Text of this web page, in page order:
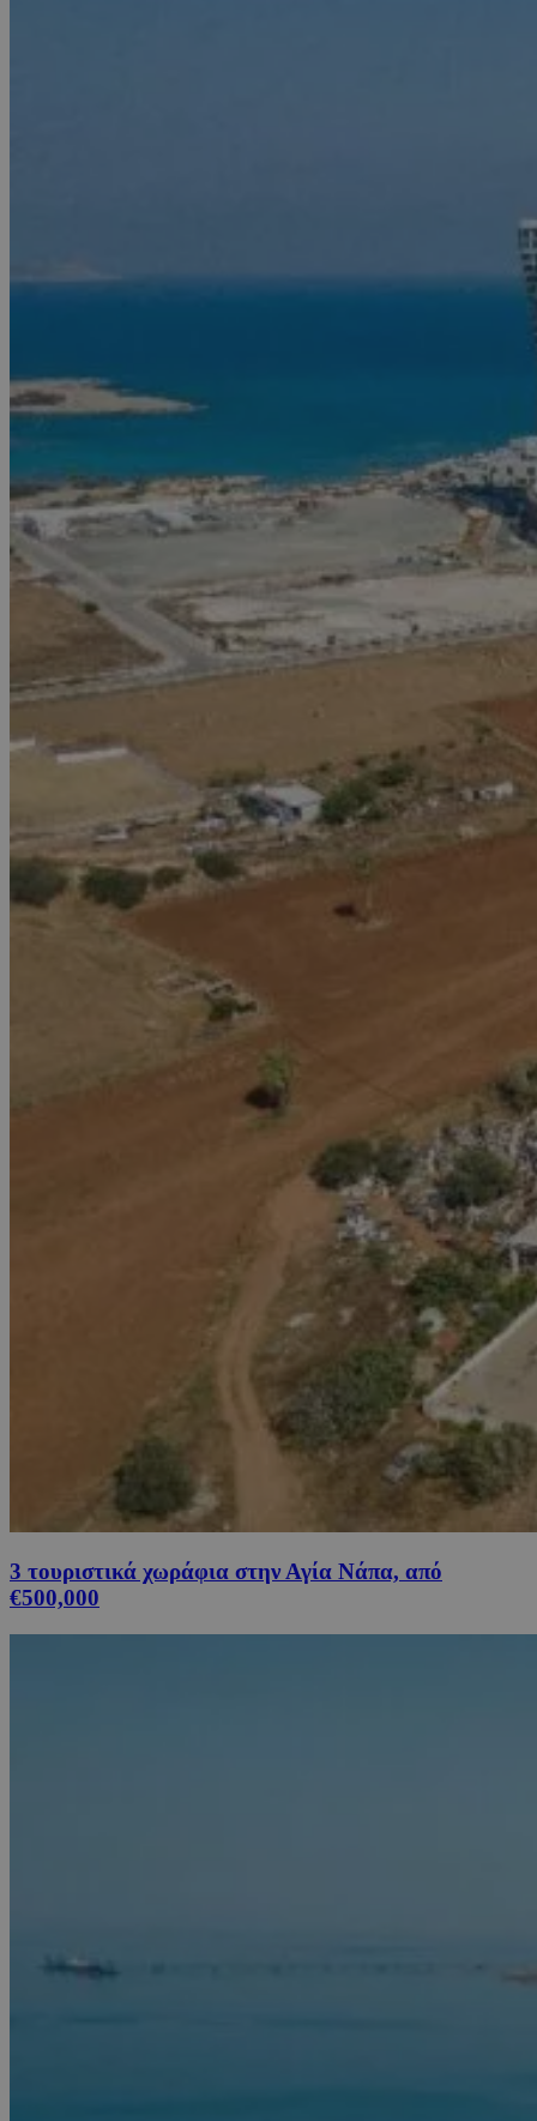
3 τουριστικά χωράφια στην Αγία Νάπα, από
€500,000